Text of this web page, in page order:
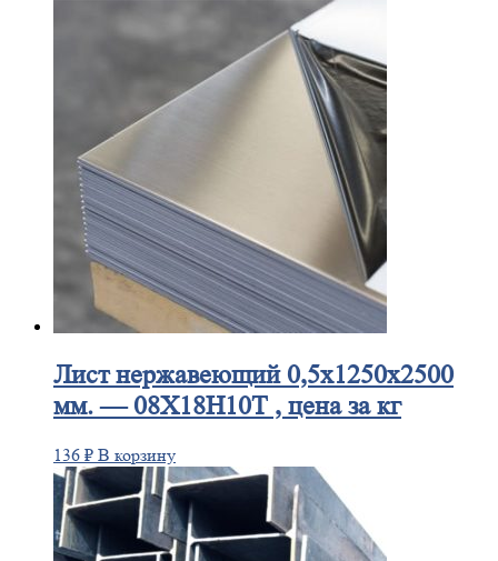
Листнержавеющий 0,5x1250x2500
мм. — 08Х18Н10Т , цена за кг
136 ₽ В корзину